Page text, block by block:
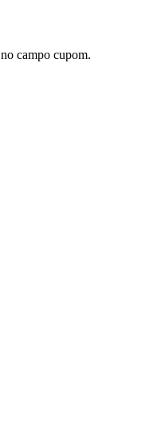
no campo cupom.